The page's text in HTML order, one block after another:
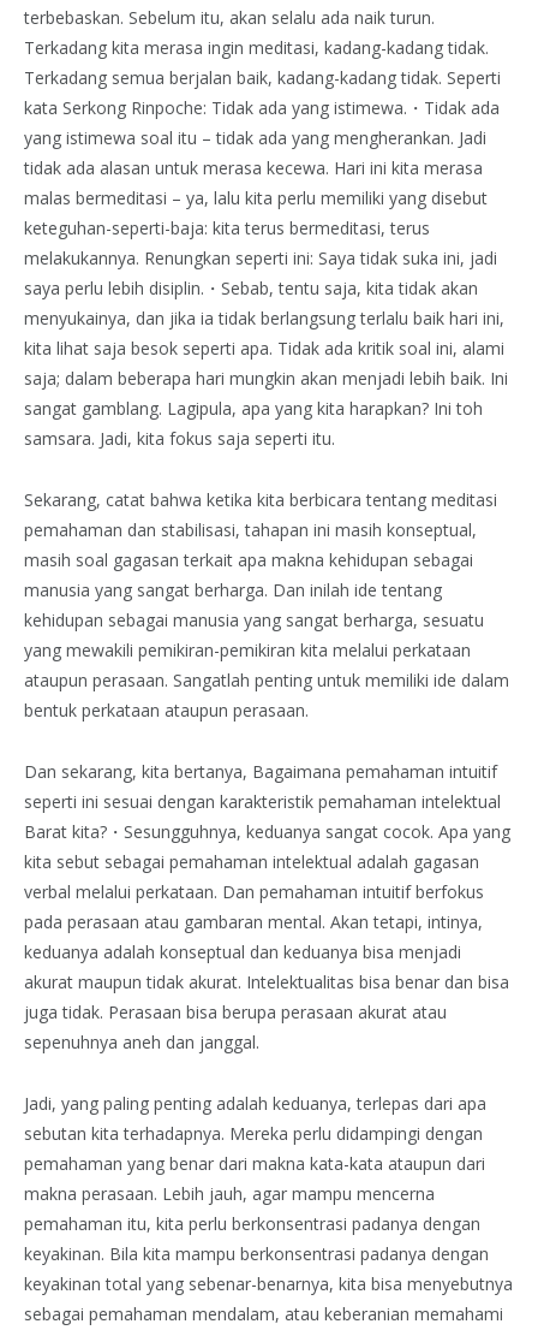
terbebaskan. Sebelum itu, akan selalu ada naik turun.
Terkadang kita merasa ingin meditasi, kadang-kadang tidak.
Terkadang semua berjalan baik, kadang-kadang tidak. Seperti
kata Serkong Rinpoche: Tidak ada yang istimewa.・Tidak ada
yang istimewa soal itu – tidak ada yang mengherankan. Jadi
tidak ada alasan untuk merasa kecewa. Hari ini kita merasa
malas bermeditasi – ya, lalu kita perlu memiliki yang disebut
keteguhan-seperti-baja: kita terus bermeditasi, terus
melakukannya. Renungkan seperti ini: Saya tidak suka ini, jadi
saya perlu lebih disiplin.・Sebab, tentu saja, kita tidak akan
menyukainya, dan jika ia tidak berlangsung terlalu baik hari ini,
kita lihat saja besok seperti apa. Tidak ada kritik soal ini, alami
saja; dalam beberapa hari mungkin akan menjadi lebih baik. Ini
sangat gamblang. Lagipula, apa yang kita harapkan? Ini toh
samsara. Jadi, kita fokus saja seperti itu.
Sekarang, catat bahwa ketika kita berbicara tentang meditasi
pemahaman dan stabilisasi, tahapan ini masih konseptual,
masih soal gagasan terkait apa makna kehidupan sebagai
manusia yang sangat berharga. Dan inilah ide tentang
kehidupan sebagai manusia yang sangat berharga, sesuatu
yang mewakili pemikiran-pemikiran kita melalui perkataan
ataupun perasaan. Sangatlah penting untuk memiliki ide dalam
bentuk perkataan ataupun perasaan.
Dan sekarang, kita bertanya, Bagaimana pemahaman intuitif
seperti ini sesuai dengan karakteristik pemahaman intelektual
Barat kita?・Sesungguhnya, keduanya sangat cocok. Apa yang
kita sebut sebagai pemahaman intelektual adalah gagasan
verbal melalui perkataan. Dan pemahaman intuitif berfokus
pada perasaan atau gambaran mental. Akan tetapi, intinya,
keduanya adalah konseptual dan keduanya bisa menjadi
akurat maupun tidak akurat. Intelektualitas bisa benar dan bisa
juga tidak. Perasaan bisa berupa perasaan akurat atau
sepenuhnya aneh dan janggal.
Jadi, yang paling penting adalah keduanya, terlepas dari apa
sebutan kita terhadapnya. Mereka perlu didampingi dengan
pemahaman yang benar dari makna kata-kata ataupun dari
makna perasaan. Lebih jauh, agar mampu mencerna
pemahaman itu, kita perlu berkonsentrasi padanya dengan
keyakinan. Bila kita mampu berkonsentrasi padanya dengan
keyakinan total yang sebenar-benarnya, kita bisa menyebutnya
sebagai pemahaman mendalam, atau keberanian memahami